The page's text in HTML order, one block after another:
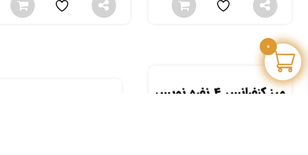
میز کنفرانس 4 نفره نویس
0